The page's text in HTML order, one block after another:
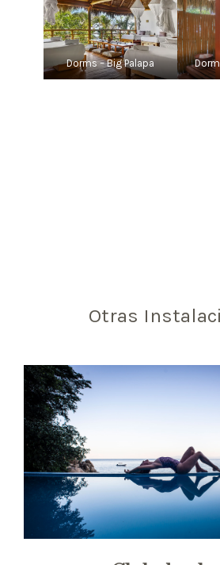
Dorms – Big Palapa
Otras